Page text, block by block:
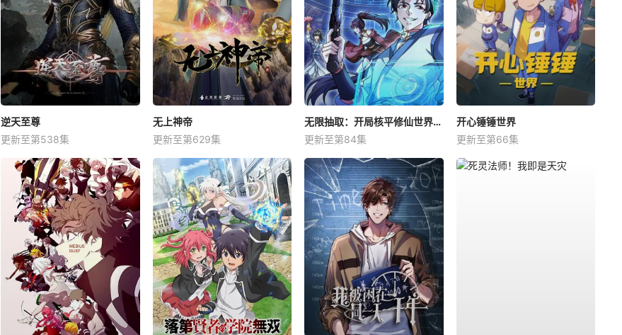
逆天至尊
更新至第538集
无上神帝
更新至第629集
无限抽取：开局核平修仙世界动态漫
更新至第84集
开心锤锤世界
更新至第66集